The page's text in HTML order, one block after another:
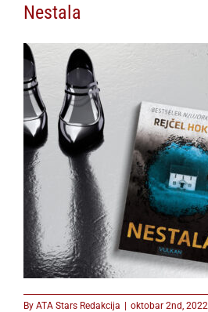
Nestala
By ATA Stars Redakcija | oktobar 2nd, 2022